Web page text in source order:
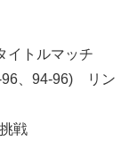
イトルマッチ
96、94-96) リン
戦